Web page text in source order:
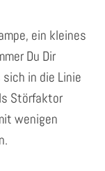
ein kleines
Du Dir
in die Linie
Störfaktor
wenigen